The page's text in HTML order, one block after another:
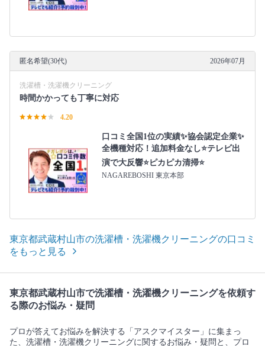
匿名希望(30代) 2026年07月
洗濯槽・洗濯機クリーニング
時間かかっても丁寧に対応
4.20
口コミ全国1位の実績✨協会認定企業✨
全機種対応！追加料金なし⭐テレビ出
演で大反響⭐ピカピカ清掃⭐
NAGAREBOSHI 東京本部
東京都武蔵村山市の洗濯槽・洗濯機クリーニングの口コミ
をもっと見る
東京都武蔵村山市で洗濯槽・洗濯機クリーニングを依頼す
る際のお悩み・疑問
プロが答えてお悩みを解決する「アスクマイスター」に集まっ
た、洗濯槽・洗濯機クリーニングに関するお悩み・疑問と、プロ